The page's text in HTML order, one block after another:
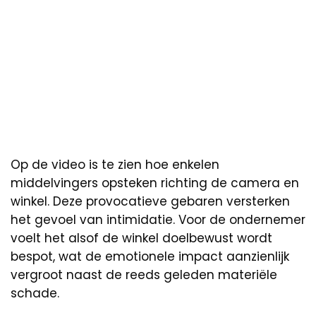
Op de video is te zien hoe enkelen
middelvingers opsteken richting de camera en
winkel. Deze provocatieve gebaren versterken
het gevoel van intimidatie. Voor de ondernemer
voelt het alsof de winkel doelbewust wordt
bespot, wat de emotionele impact aanzienlijk
vergroot naast de reeds geleden materiële
schade.